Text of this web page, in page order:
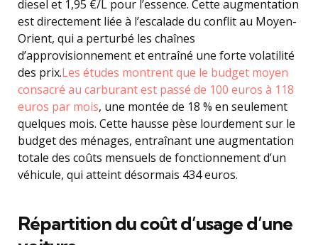
diesel et 1,95 €/L pour l’essence. Cette augmentation
est directement liée à l’escalade du conflit au Moyen-
Orient, qui a perturbé les chaînes
d’approvisionnement et entraîné une forte volatilité
des prix.Les études montrent que le budget moyen
consacré au carburant est passé de 100 euros à 118
euros par mois, une montée de 18 % en seulement
quelques mois. Cette hausse pèse lourdement sur le
budget des ménages, entraînant une augmentation
totale des coûts mensuels de fonctionnement d’un
véhicule, qui atteint désormais 434 euros.
Répartition du coût d’usage d’une